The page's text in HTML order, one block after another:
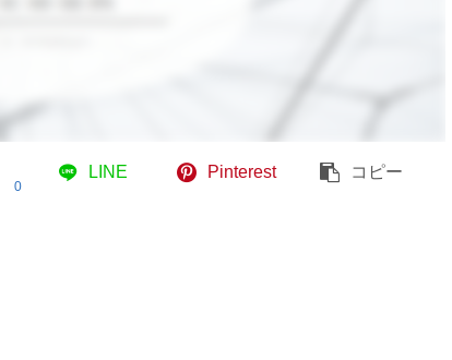
0
LINE Pinterest コピー